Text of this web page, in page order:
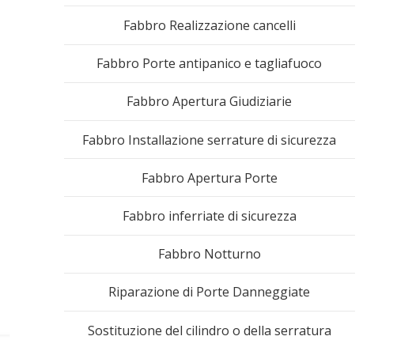
Fabbro Realizzazione cancelli
Fabbro Porte antipanico e tagliafuoco
Fabbro Apertura Giudiziarie
Fabbro Installazione serrature di sicurezza
Fabbro Apertura Porte
Fabbro inferriate di sicurezza
Fabbro Notturno
Riparazione di Porte Danneggiate
Sostituzione del cilindro o della serratura